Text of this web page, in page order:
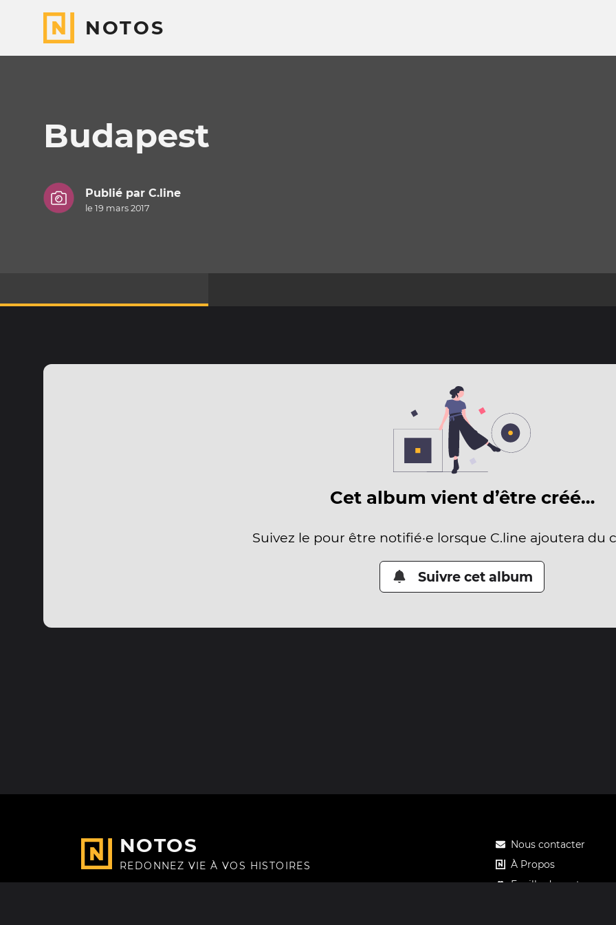
NOTOS
Budapest
Publié par C.line
le 19 mars 2017
Cet album vient d’être créé…
Suivez le pour être notifié·e lorsque C.line ajoutera du
Suivre cet album
NOTOS
REDONNEZ VIE À VOS HISTOIRES
Nous contacter
À Propos
Feuille de route